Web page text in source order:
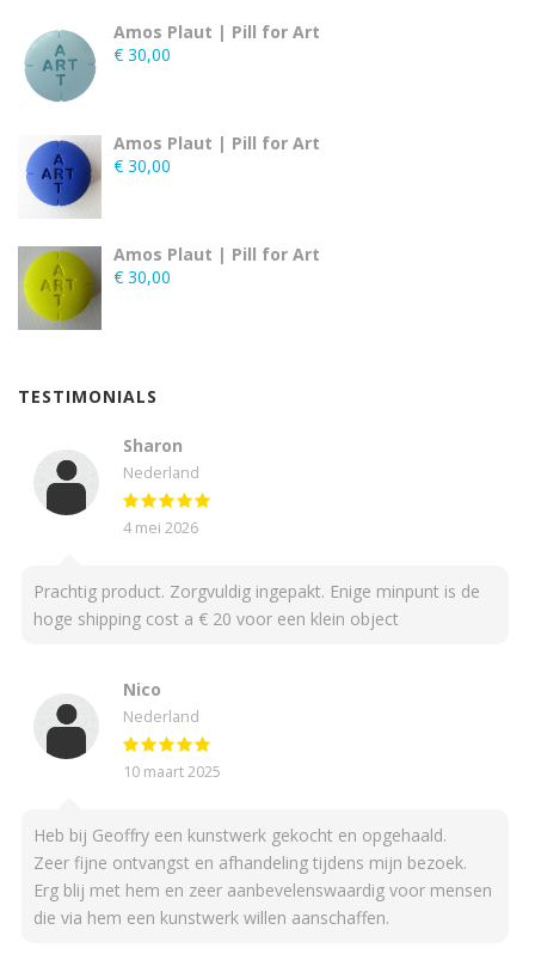
Amos Plaut | Pill for Art
€ 30,00
Amos Plaut | Pill for Art
€ 30,00
Amos Plaut | Pill for Art
€ 30,00
TESTIMONIALS
Sharon
Nederland
4 mei 2026
Prachtig product. Zorgvuldig ingepakt. Enige minpunt is de
hoge shipping cost a € 20 voor een klein object
Nico
Nederland
10 maart 2025
Heb bij Geoffry een kunstwerk gekocht en opgehaald.
Zeer fijne ontvangst en afhandeling tijdens mijn bezoek.
Erg blij met hem en zeer aanbevelenswaardig voor mensen
die via hem een kunstwerk willen aanschaffen.